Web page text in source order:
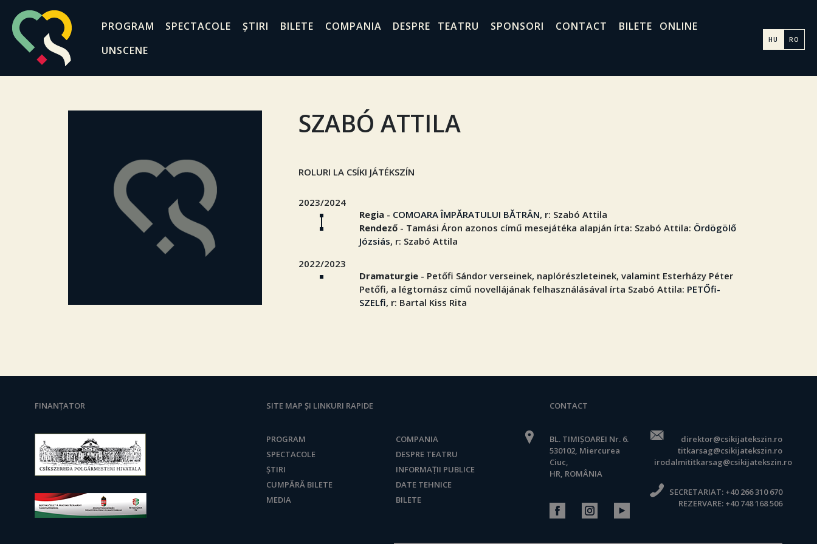
PROGRAM SPECTACOLE ȘTIRI BILETE COMPANIA DESPRE TEATRU SPONSORI CONTACT
BILETE ONLINE
UNSCENE
HU RO
SZABÓ ATTILA
ROLURI LA CSÍKI JÁTÉKSZÍN
2023/2024
Regia - COMOARA ÎMPĂRATULUI BĂTRÂN, r: Szabó Attila
Rendező - Tamási Áron azonos című mesejátéka alapján írta: Szabó Attila: Ördögölő
Józsiás, r: Szabó Attila
2022/2023
Dramaturgie - Petőfi Sándor verseinek, naplórészleteinek, valamint Esterházy Péter
Petőfi, a légtornász című novellájának felhasználásával írta Szabó Attila: PETŐfi-
SZELfi, r: Bartal Kiss Rita
FINANȚATOR SITE MAP ȘI LINKURI RAPIDE
PROGRAM
SPECTACOLE
ȘTIRI
CUMPĂRĂ BILETE
MEDIA
COMPANIA
DESPRE TEATRU
INFORMAȚII PUBLICE
DATE TEHNICE
BILETE
CONTACT
BL. TIMIȘOAREI Nr. 6.
530102, Miercurea
Ciuc,
HR, ROMÂNIA
direktor@csikijatekszin.ro
titkarsag@csikijatekszin.ro
irodalmititkarsag@csikijatekszin.ro
SECRETARIAT: +40 266 310 670
REZERVARE: +40 748 168 506